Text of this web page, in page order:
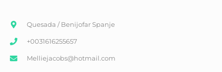
Quesada / Benijofar Spanje
+0031616255657
Melliejacobs@hotmail.com